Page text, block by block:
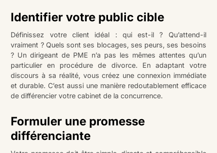
Identifier votre public cible
Définissez votre client idéal : qui est-il ? Qu’attend-il
vraiment ? Quels sont ses blocages, ses peurs, ses besoins
? Un dirigeant de PME n’a pas les mêmes attentes qu’un
particulier en procédure de divorce. En adaptant votre
discours à sa réalité, vous créez une connexion immédiate
et durable. C’est aussi une manière redoutablement efficace
de différencier votre cabinet de la concurrence.
Formuler une promesse
différenciante